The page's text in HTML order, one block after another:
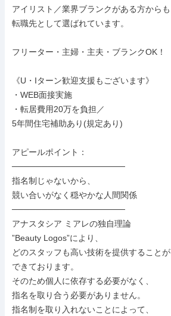
アイリスト／業界ブランクがある方からも
転職先として選ばれています。
フリーター・主婦・主夫・ブランクOK！
《U・Iターン歓迎支援もございます》
・WEB面接実施
・転居費用20万を負担／
5年間住宅補助あり(規定あり)
アピールポイント：
───────────────────
指名制じゃないから、
競い合いがなく穏やかな人間関係
───────────────────
アナスタシア ミアレの独自理論
”Beauty Logos”により、
どのスタッフも高い技術を提供することが
できております。
そのため個人に依存する必要がなく、
指名を取り合う必要がありません。
指名制を取り入れないことによって、